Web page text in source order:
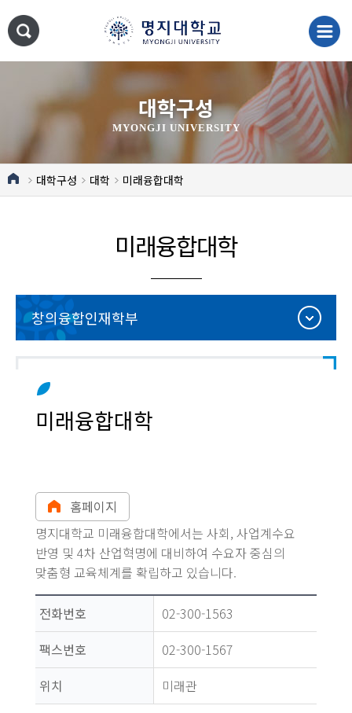
대학구성
MYONGJI UNIVERSITY
대학구성 대학 미래융합대학
미래융합대학
창의융합인재학부
미래융합대학
홈페이지
명지대학교 미래융합대학에서는 사회, 사업계수요
반영 및 4차 산업혁명에 대비하여 수요자 중심의
맞춤형 교육체계를 확립하고 있습니다.
전화번호
02-300-1563
팩스번호
02-300-1567
위치
미래관